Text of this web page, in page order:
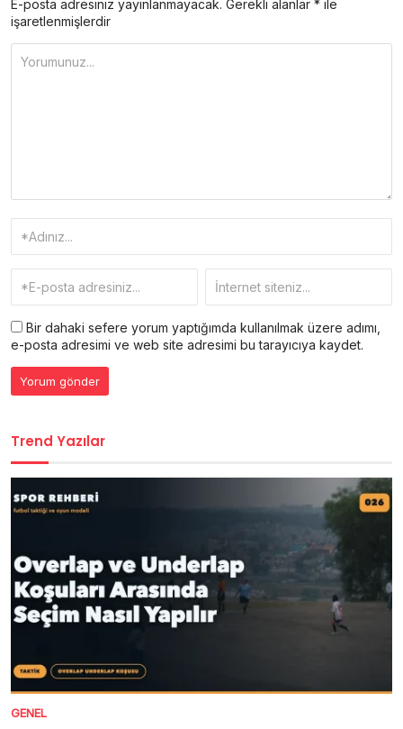
E-posta adresiniz yayınlanmayacak. Gerekli alanlar * ile
işaretlenmişlerdir
Bir dahaki sefere yorum yaptığımda kullanılmak üzere adımı,
e-posta adresimi ve web site adresimi bu tarayıcıya kaydet.
Trend Yazılar
GENEL